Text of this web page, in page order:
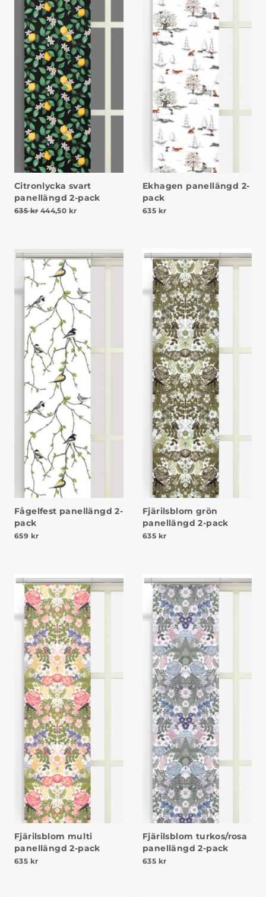
Citronlycka svart
panellängd 2-pack
635kr Det ursprungliga priset var: 635 kr.
444,50 krDet nuvarande priset är: 444,50 kr.
Ekhagen panellängd 2-
pack
635 kr
Fågelfest panellängd 2-
pack
659 kr
Fjärilsblom grön
panellängd 2-pack
635 kr
Fjärilsblom multi
panellängd 2-pack
635 kr
Fjärilsblom turkos/rosa
panellängd 2-pack
635 kr